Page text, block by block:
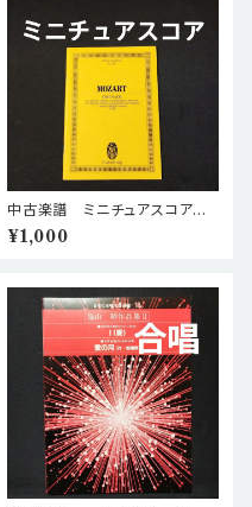
中古楽譜 ミニチュアスコア
モーツァルト セレナード 第12
番 ハ短調 「ナハトムジーク」 K.
¥1,000